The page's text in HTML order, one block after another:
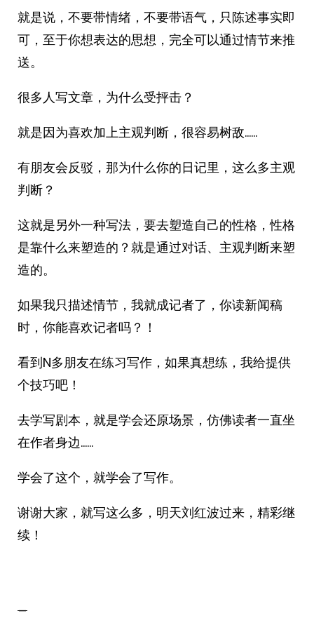
就是说，不要带情绪，不要带语气，只陈述事实即
可，至于你想表达的思想，完全可以通过情节来推
送。
很多人写文章，为什么受抨击？
就是因为喜欢加上主观判断，很容易树敌……
有朋友会反驳，那为什么你的日记里，这么多主观
判断？
这就是另外一种写法，要去塑造自己的性格，性格
是靠什么来塑造的？就是通过对话、主观判断来塑
造的。
如果我只描述情节，我就成记者了，你读新闻稿
时，你能喜欢记者吗？！
看到N多朋友在练习写作，如果真想练，我给提供
个技巧吧！
去学写剧本，就是学会还原场景，仿佛读者一直坐
在作者身边……
学会了这个，就学会了写作。
谢谢大家，就写这么多，明天刘红波过来，精彩继
续！
_